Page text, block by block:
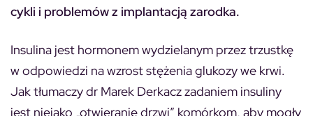
cykli i problemów z implantacją zarodka.
Insulina jest hormonem wydzielanym przez trzustkę
w odpowiedzi na wzrost stężenia glukozy we krwi.
Jak tłumaczy dr Marek Derkacz zadaniem insuliny
jest niejako „otwieranie drzwi” komórkom, aby mogły